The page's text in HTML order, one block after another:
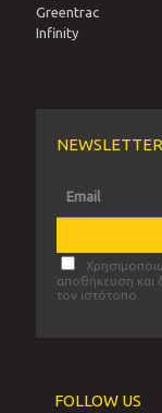
Greentrac
Infinity
NEWSLETTER
αποθήκευση και
τον ιστότοπο.
FOLLOW US